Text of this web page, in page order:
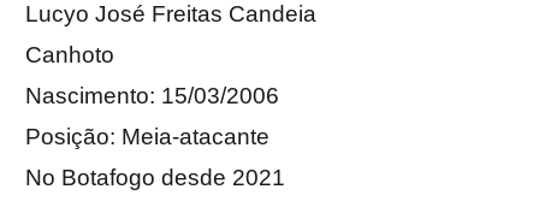
Lucyo José Freitas Candeia
Canhoto
Nascimento: 15/03/2006
Posição: Meia-atacante
No Botafogo desde 2021